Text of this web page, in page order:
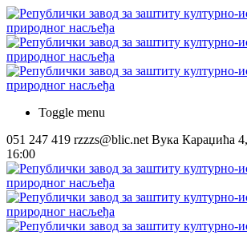
Toggle menu
051 247 419 rzzzs@blic.net Вука Караџића
16:00